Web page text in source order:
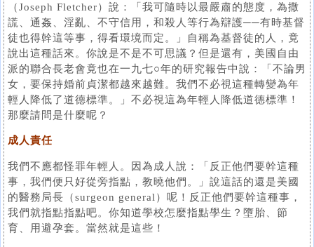
（Joseph Fletcher）說：「我可隨時以最嚴肅的態度，為撒
謊、通姦、淫亂、不守信用，和殺人等行為辯護──有時基督
徒也得幹這等事，得看環境而定。」自稱為基督徒的人，竟
說出這種話來。你說是不是不可思議？但是還有，美國自由
派的聯合長老會竟也在一九七○年的研究報告中說：「不論男
女，要保持婚前貞潔都越來越難。我們不必視這種轉變為年
輕人降低了道德標準。」不必視這為年輕人降低道德標準！
那麼請問是什麼呢？
成人責任
我們不應都怪罪年輕人。因為成人說：「反正他們要幹這種
事，我們便只好從旁指點，教曉他們。」說這話的還是美國
的醫務局長（surgeon general）呢！反正他們要幹這種事，
我們就指點指點吧。你知道學校怎麼指點學生？墮胎、節
育、用避孕套。當然就是這些！